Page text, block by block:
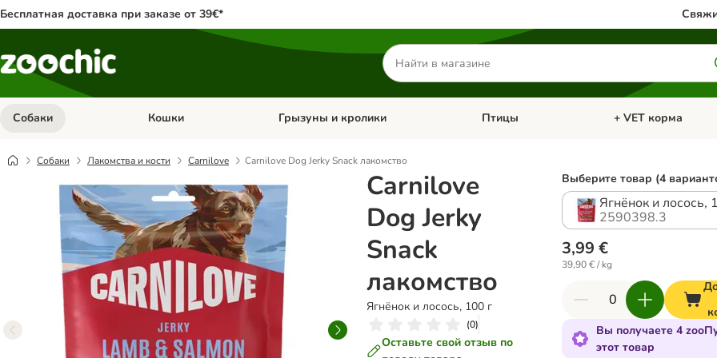
Бесплатная доставка при заказе от 39€*
Поиск
товаров
Собаки Откройте меню категории: Собаки
Кошки Откройте меню категории: Кошки
Грызуны и кролики Откройте меню категории: Грызуны и кролики
Птицы Откройте меню
+ VET корма
Собаки Лакомства и кости Carnilove Carnilove Dog Jerky Snack лакомство
Carnilove
Dog Jerky
Snack
лакомство
Ягнёнок и лосось, 100 г
(0)
Оставьте свой отзыв по
Выберите товар (4
Ягнёнок и лосось,
2590398.3
3,99 €
39,90 € / kg
Вы получаете 4
этот товар